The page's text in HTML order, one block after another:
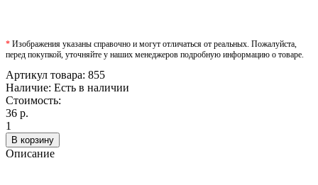
* Изображения указаны справочно и могут отличаться от реальных. Пожалуйста,
перед покупкой, уточняйте у наших менеджеров подробную информацию о товаре.
Артикул товара: 855
Наличие: Есть в наличии
Стоимость:
36 р.
1
В корзину
Описание